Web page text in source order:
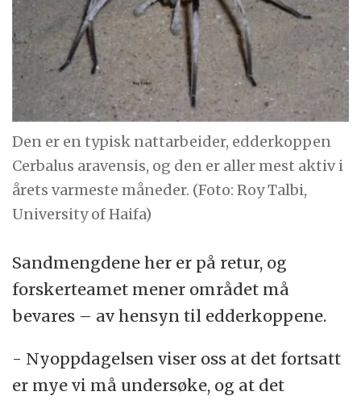
Den er en typisk nattarbeider, edderkoppen
Cerbalus aravensis, og den er aller mest aktiv i
årets varmeste måneder. (Foto: Roy Talbi,
University of Haifa)
Sandmengdene her er på retur, og
forskerteamet mener området må
bevares – av hensyn til edderkoppene.
- Nyoppdagelsen viser oss at det fortsatt
er mye vi må undersøke, og at det